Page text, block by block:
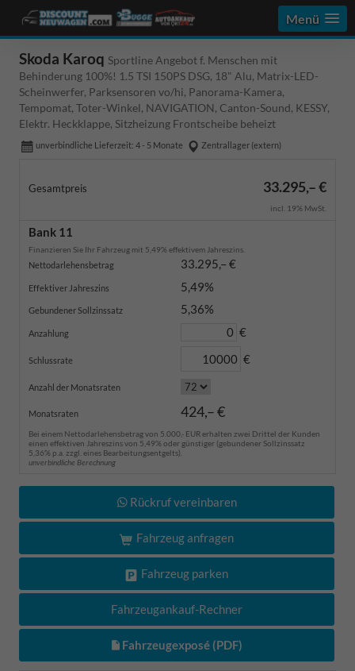
Menü
Skoda Karoq Sportline Angebot f. Menschen mit
Behinderung 100%! 1.5 TSI 150PS DSG, 18" Alu, Matrix-LED-
Scheinwerfer, Parksensoren vo/hi, Panorama-Kamera,
Tempomat, Toter-Winkel, NAVIGATION, Canton-Sound, KESSY,
Elektr. Heckklappe, Sitzheizung Frontscheibe beheizt
unverbindliche Lieferzeit: 4 - 5 Monate Zentrallager (extern)
Gesamtpreis 33.295,– €
incl. 19% MwSt.
Bank 11
Finanzieren Sie Ihr Fahrzeug mit 5,49% effektivem Jahreszins.
Nettodarlehensbetrag
33.295,– €
Effektiver Jahreszins 5,49%
Gebundener Sollzinssatz 5,36%
Anzahlung €
Schlussrate €
Anzahl der Monatsraten
Monatsraten 424,– €
Bei einem Nettodarlehensbetrag von 5.000,- EUR erhalten zwei Drittel der Kunden
einen effektiven Jahreszins von 5,49% oder günstiger (gebundener Sollzinssatz
5,36% p.a. zzgl. eines Bearbeitungsentgelts).
unverbindliche Berechnung
Rückruf vereinbaren
Fahrzeug anfragen
Fahrzeug parken
Fahrzeugankauf-Rechner
Fahrzeugexposé (PDF)